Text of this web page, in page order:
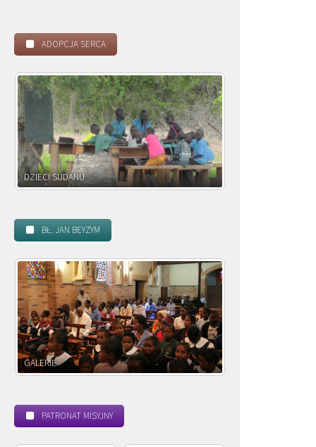
ADOPCJA SERCA
DZIECI ZAMBII
BŁ. JAN BEYZYM
POWOŁANIE MISYJNE
PATRONAT MISYJNY